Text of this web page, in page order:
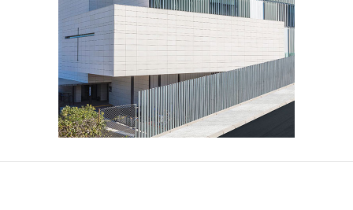
María Teresa School
Cultural